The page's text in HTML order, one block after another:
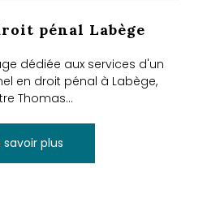
pénal Labège
dédiée aux services d'un
en droit pénal à Labège,
Thomas...
savoir plus